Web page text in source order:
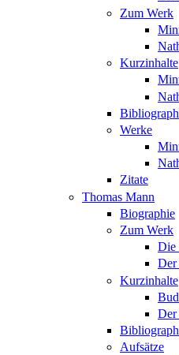
Zum Werk
Kurzinhalte
Werke
Zitate
Thomas Mann
Biographie
Zum Werk
Die
Der
Kurzinhalte
Der
Aufsätze